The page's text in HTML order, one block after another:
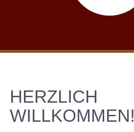
HERZLICH
WILLKOMMEN!